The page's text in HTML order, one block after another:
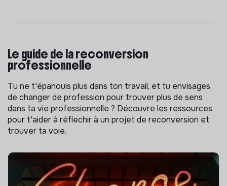
Le guide de la reconversion
professionnelle
Tu ne t'épanouis plus dans ton travail, et tu envisages
de changer de profession pour trouver plus de sens
dans ta vie professionnelle ? Découvre les ressources
pour t'aider à réflechir à un projet de reconversion et
trouver ta voie.